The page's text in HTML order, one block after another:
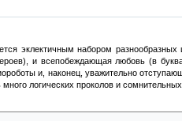
эклектичным набором
и всепобеждающая любовь (в
и, наконец, уважительно
логических проколов и сомнительных